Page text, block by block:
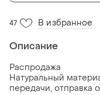
47 В избранное
Описание
Распродажа
Натуральный
передачи, отправка